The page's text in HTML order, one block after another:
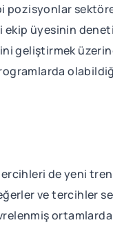
sektöre
üyesinin
geliştirmek
de yeni
ve tercihler
ortamlarda